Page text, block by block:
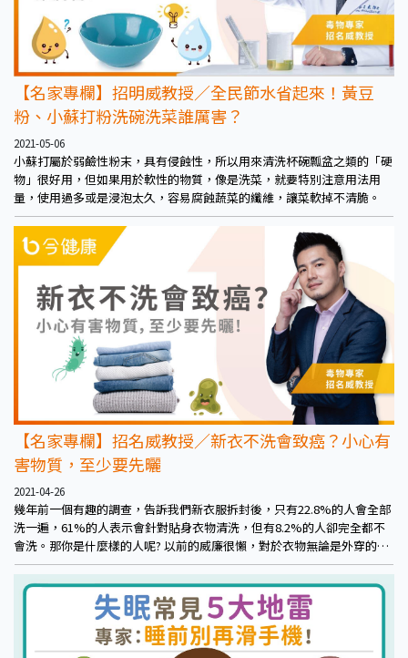
【名家專欄】招明威教授／全民節水省起來！黃豆
粉、小蘇打粉洗碗洗菜誰厲害？
2021-05-06
小蘇打屬於弱鹼性粉末，具有侵蝕性，所以用來清洗杯碗瓢盆之類的「硬
物」很好用，但如果用於軟性的物質，像是洗菜，就要特別注意用法用
量，使用過多或是浸泡太久，容易腐蝕蔬菜的纖維，讓菜軟掉不清脆。
【名家專欄】招名威教授／新衣不洗會致癌？小心有
害物質，至少要先曬
2021-04-26
幾年前一個有趣的調查，告訴我們新衣服拆封後，只有22.8%的人會全部
洗一遍，61%的人表示會針對貼身衣物清洗，但有8.2%的人卻完全都不
會洗。那你是什麼樣的人呢? 以前的威廉很懶，對於衣物無論是外穿的或
是貼身的，都是屬於那個8.2%穿之前完全不清洗的人，總是以為新衣服
一定很乾淨，但其實不然，新衣服並不像我們想像中一樣的乾淨，買來最
好經過水洗再穿著，而且要按正確的方法清洗，尤其是貼身的衣物。